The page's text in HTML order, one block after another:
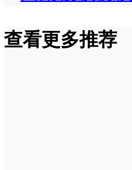
查看更多推荐